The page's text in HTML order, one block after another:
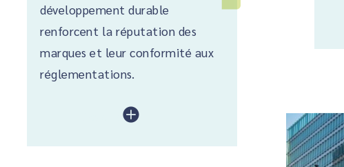
développement durable
renforcent la réputation des
marques et leur conformité aux
réglementations.